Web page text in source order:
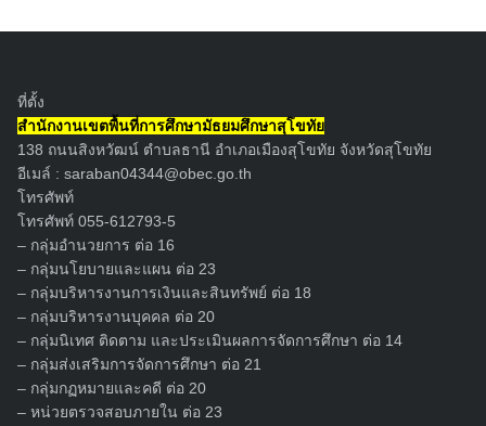
Search
for:
ที่ตั้ง
สำนักงานเขตพื้นที่การศึกษามัธยมศึกษาสุโขทัย
138 ถนนสิงหวัฒน์ ตำบลธานี อำเภอเมืองสุโขทัย จังหวัดสุโขทัย
อีเมล์ : saraban04344@obec.go.th
โทรศัพท์
โทรศัพท์ 055-612793-5
– กลุ่มอำนวยการ ต่อ 16
– กลุ่มนโยบายและแผน ต่อ 23
– กลุ่มบริหารงานการเงินและสินทรัพย์ ต่อ 18
– กลุ่มบริหารงานบุคคล ต่อ 20
– กลุ่มนิเทศ ติดตาม และประเมินผลการจัดการศึกษา ต่อ 14
– กลุ่มส่งเสริมการจัดการศึกษา ต่อ 21
– กลุ่มกฏหมายและคดี ต่อ 20
– หน่วยตรวจสอบภายใน ต่อ 23